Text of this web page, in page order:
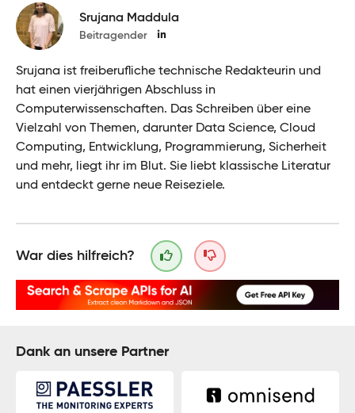
Srujana Maddula
Beitragender
Srujana ist freiberufliche technische Redakteurin und
hat einen vierjährigen Abschluss in
Computerwissenschaften. Das Schreiben über eine
Vielzahl von Themen, darunter Data Science, Cloud
Computing, Entwicklung, Programmierung, Sicherheit
und mehr, liegt ihr im Blut. Sie liebt klassische Literatur
und entdeckt gerne neue Reiseziele.
War dies hilfreich?
Dank an unsere Partner